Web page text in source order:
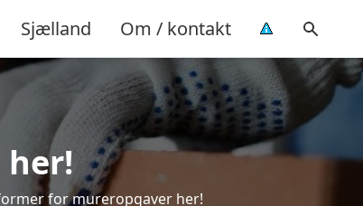
Sjælland Om / kontakt
her!
for mureropgaver her!